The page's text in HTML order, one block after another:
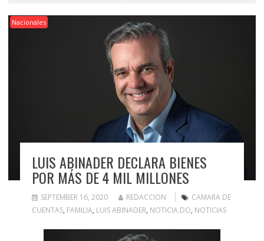
Nacionales
LUIS ABINADER DECLARA BIENES
POR MÁS DE 4 MIL MILLONES
SEPTEMBER 16, 2020 REDACCION
CAMARA DE
CUENTAS, FAMILIA, LUIS ABINADER, NOTICIA.DO, NOTICIAS